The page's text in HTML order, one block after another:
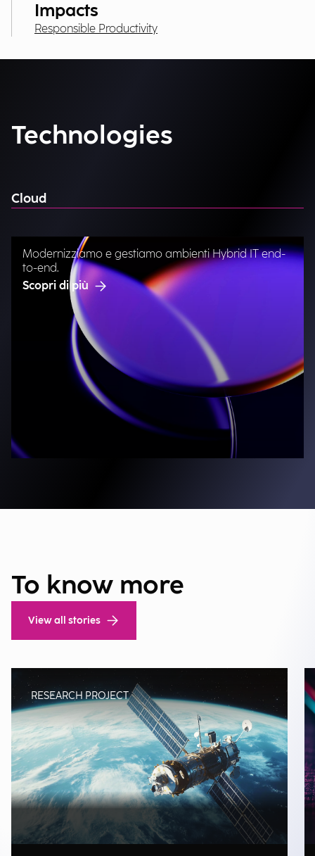
Impacts
Responsible Productivity
Technologies
Cloud
Modernizziamo e gestiamo ambienti Hybrid IT end-
to-end.
Scopri di più
To know more
View all stories
RESEARCH PROJECT